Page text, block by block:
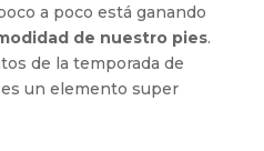
a poco está ganando
de nuestro pies.
de la temporada de
un elemento super